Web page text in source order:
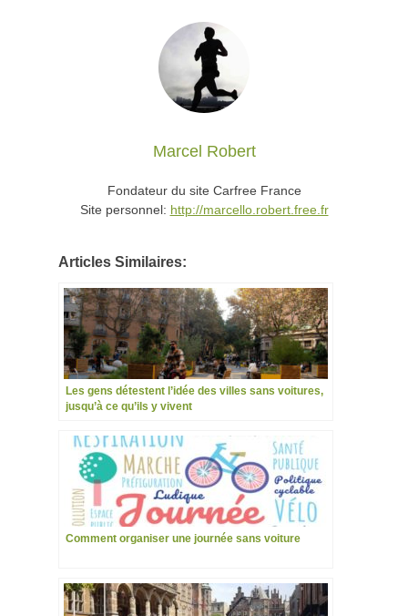
Marcel Robert
Fondateur du site Carfree France
Site personnel: http://marcello.robert.free.fr
Articles Similaires:
Les gens détestent l’idée des villes sans voitures,
jusqu’à ce qu’ils y vivent
Comment organiser une journée sans voiture